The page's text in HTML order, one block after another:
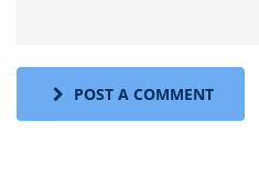
POST A COMMENT